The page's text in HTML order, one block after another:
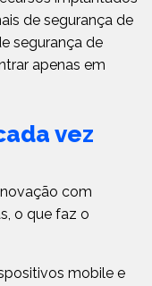
de segurança de
segurança de
apenas em
vez
com
o que faz o
mobile e